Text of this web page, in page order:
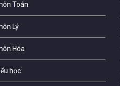
Toán
Lý
Hóa
học